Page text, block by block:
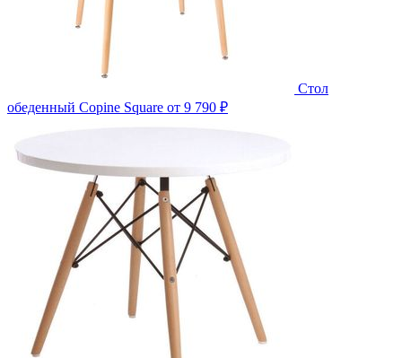
Стол
обеденный Copine Square от 9 790 ₽